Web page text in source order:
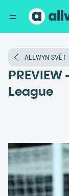
ALLWYN SVĚT
League